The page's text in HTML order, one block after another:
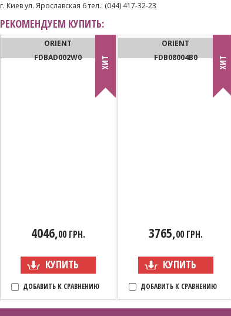
г. Киев ул. Ярославская 6 тел.: (044) 417-32-23
РЕКОМЕНДУЕМ КУПИТЬ:
ХИТ
ORIENT
FDBAD002W0
4046,00 ГРН.
КУПИТЬ
ДОБАВИТЬ К СРАВНЕНИЮ
ХИТ
ORIENT
FDB08004B0
3765,00 ГРН.
КУПИТЬ
ДОБАВИТЬ К СРАВНЕНИЮ